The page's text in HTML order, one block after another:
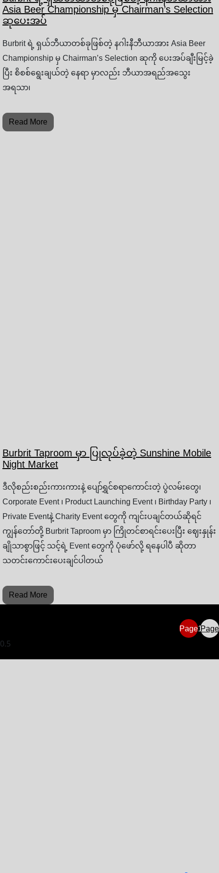
Asia Beer Championship မှ Chairman’s Selection
ဆုပေးအပ်
Burbrit ရဲ့ ရှယ်ဘီယာတစ်ခုဖြစ်တဲ့ နဂါးနီဘီယာအား Asia Beer
Championship မှ Chairman’s Selection ဆုကို ပေးအပ်ချီးမြင့်ခဲ့
ပြီး စိစစ်ရွေးချယ်တဲ့ နေရာ မှာလည်း ဘီယာအရည်အသွေး
အရသာ၊
Read More
Burbrit Taproom မှာ ပြုလုပ်ခဲ့တဲ့ Sunshine Mobile
Night Market
ဒီလိုစည်းစည်းကားကားနဲ့ ပျော်ရွှင်စရာကောင်းတဲ့ ပွဲလမ်းတွေ၊
Corporate Event ၊ Product Launching Event ၊ Birthday Party ၊
Private Eventနဲ့ Charity Event တွေကို ကျင်းပချင်တယ်ဆိုရင်
ကျွန်တော်တို့ Burbrit Taproom မှာ ကြိုတင်စာရင်းပေးပြီး ဈေးနှုန်း
ချိုသာစွာဖြင့် သင့်ရဲ့ Event တွေကို ပုံဖော်လို့ ရနေပါပီ ဆိုတာ
သတင်းကောင်းပေးချင်ပါတယ်
Read More
Page1Page